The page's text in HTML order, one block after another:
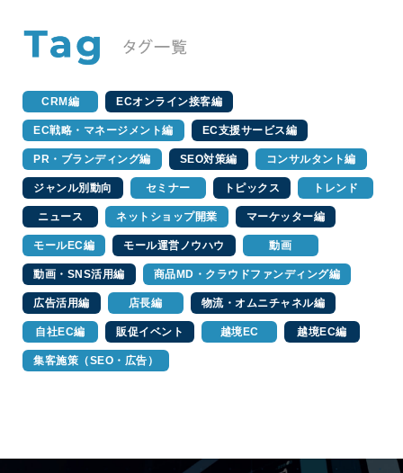
CRM編 ECオンライン接客編
EC戦略・マネージメント編 EC支援サービス編
PR・ブランディング編 SEO対策編 コンサルタント編
ジャンル別動向 セミナー トピックス トレンド
ニュース ネットショップ開業 マーケッター編
モールEC編 モール運営ノウハウ 動画
動画・SNS活用編 商品MD・クラウドファンディング編
広告活用編 店長編 物流・オムニチャネル編
自社EC編 販促イベント 越境EC 越境EC編
集客施策（SEO・広告）